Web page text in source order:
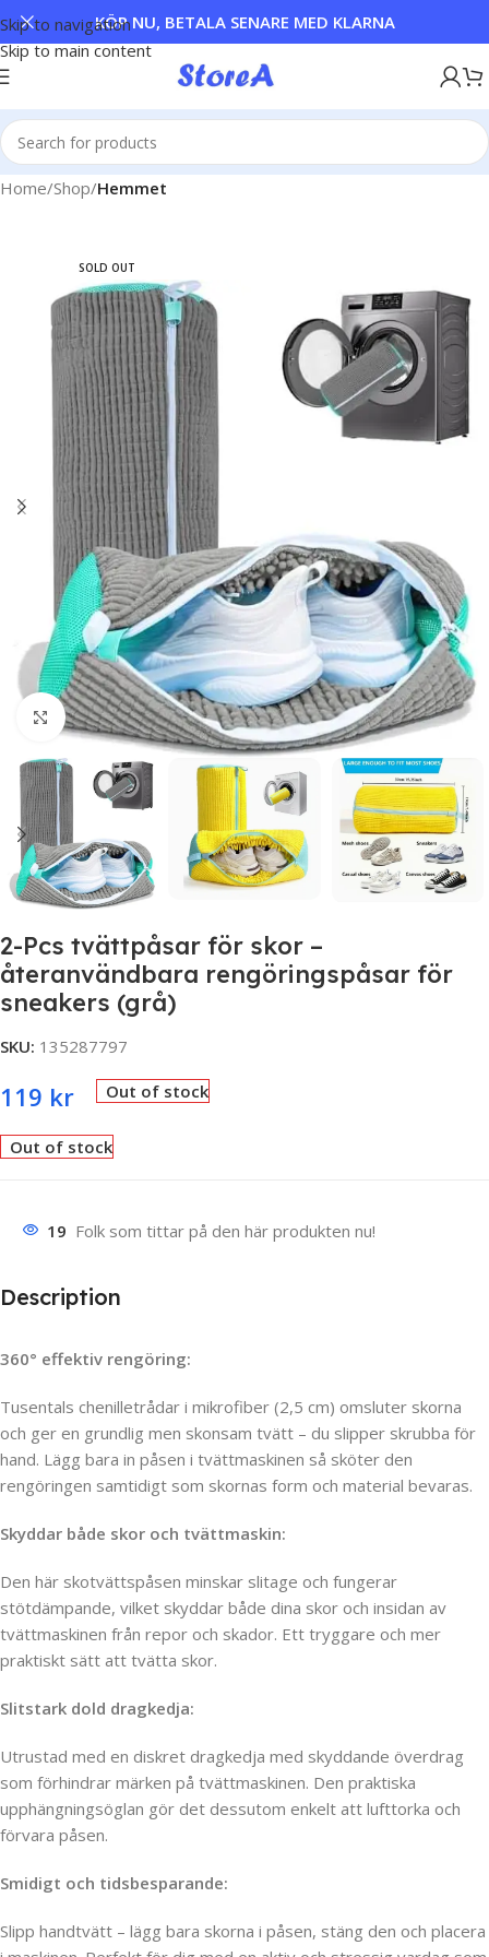
Skip to navigation
Skip to main content
KÖP NU, BETALA SENARE MED KLARNA
Home Shop Hemmet
SOLD OUT
Click to enlarge
2-Pcs tvättpåsar för skor –
återanvändbara rengöringspåsar för
sneakers (grå)
SKU: 135287797
119 kr Out of stock
Out of stock
19 Folk som tittar på den här produkten nu!
Description
360° effektiv rengöring:
Tusentals chenilletrådar i mikrofiber (2,5 cm) omsluter skorna
och ger en grundlig men skonsam tvätt – du slipper skrubba för
hand. Lägg bara in påsen i tvättmaskinen så sköter den
rengöringen samtidigt som skornas form och material bevaras.
Skyddar både skor och tvättmaskin:
Den här skotvättspåsen minskar slitage och fungerar
stötdämpande, vilket skyddar både dina skor och insidan av
tvättmaskinen från repor och skador. Ett tryggare och mer
praktiskt sätt att tvätta skor.
Slitstark dold dragkedja:
Utrustad med en diskret dragkedja med skyddande överdrag
som förhindrar märken på tvättmaskinen. Den praktiska
upphängningsöglan gör det dessutom enkelt att lufttorka och
förvara påsen.
Smidigt och tidsbesparande:
Slipp handtvätt – lägg bara skorna i påsen, stäng den och placera